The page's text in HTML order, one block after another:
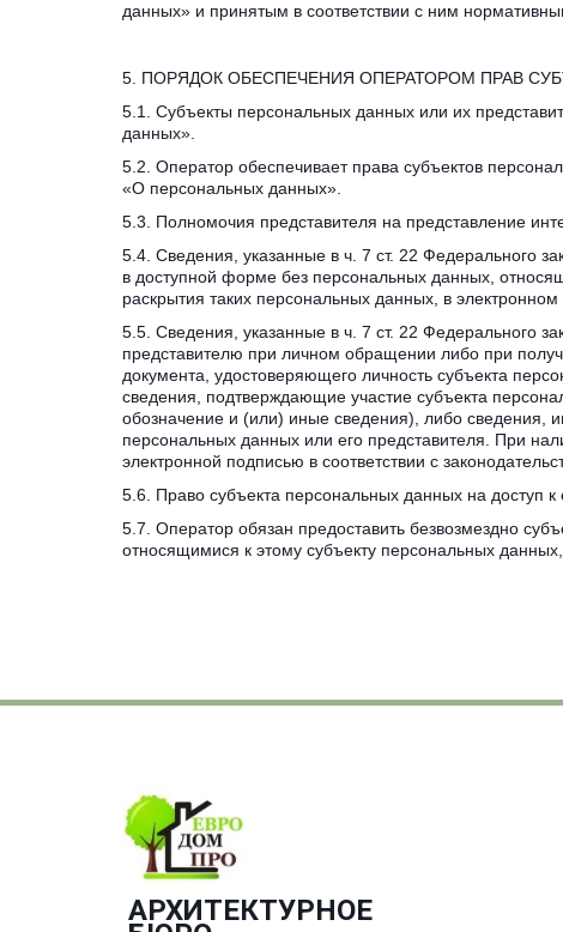
данных» и принятым в соответствии с ним
5. ПОРЯДОК ОБЕСПЕЧЕНИЯ ОПЕРАТОРОМ ПРАВ
5.1. Субъекты персональных данных или их
данных».
5.2. Оператор обеспечивает права субъектов
«О персональных данных».
5.3. Полномочия представителя на представление
5.4. Сведения, указанные в ч. 7 ст. 22 Федерального
в доступной форме без персональных данных,
раскрытия таких персональных данных, в
5.5. Сведения, указанные в ч. 7 ст. 22 Федерального
представителю при личном обращении либо при
документа, удостоверяющего личность субъекта
сведения, подтверждающие участие субъекта
обозначение и (или) иные сведения), либо
персональных данных или его представителя. При
электронной подписью в соответствии с
5.6. Право субъекта персональных данных на доступ
5.7. Оператор обязан предоставить безвозмездно
относящимися к этому субъекту персональных
АРХИТЕКТУРНОЕ